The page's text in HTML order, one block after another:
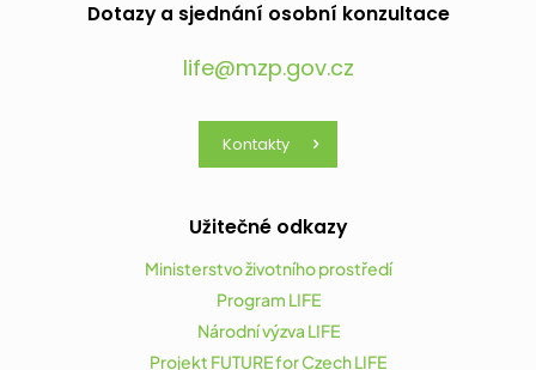
Dotazy a sjednání osobní konzultace
life@mzp.gov.cz
Kontakty
Užitečné odkazy
Ministerstvo životního prostředí
Program LIFE
Národní výzva LIFE
Projekt FUTURE for Czech LIFE